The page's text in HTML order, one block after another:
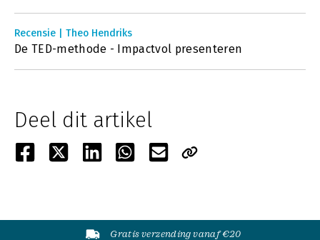
Recensie | Theo Hendriks
De TED-methode - Impactvol presenteren
Deel dit artikel
Gratis verzending vanaf €20